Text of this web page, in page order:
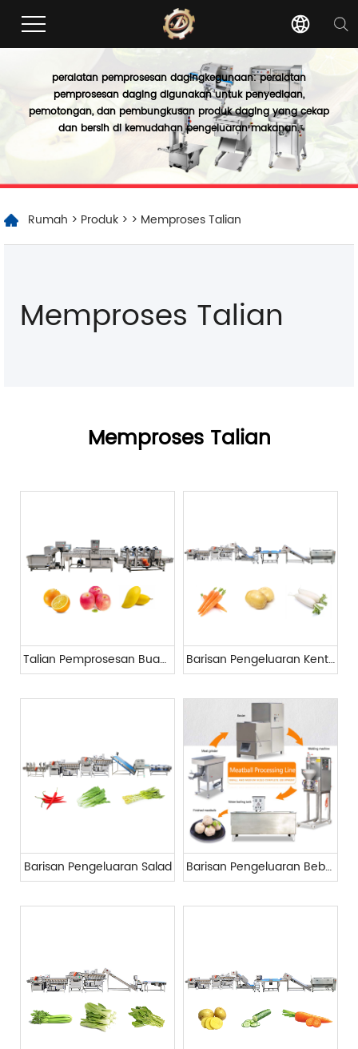
peralatan pemprosesan dagingkegunaan: peralatan
pemprosesan daging digunakan untuk penyediaan,
pemotongan, dan pembungkusan produk daging yang cekap
dan bersih di kemudahan pengeluaran makanan.
Rumah > Produk > > Memproses Talian
Memproses Talian
Memproses Talian
Talian Pemprosesan Buah-buahan Barisan Pengeluaran Kentang
Barisan Pengeluaran Salad Barisan Pengeluaran Bebola Daging Automatik